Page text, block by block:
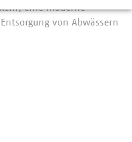
eine moderne
von Abwässern